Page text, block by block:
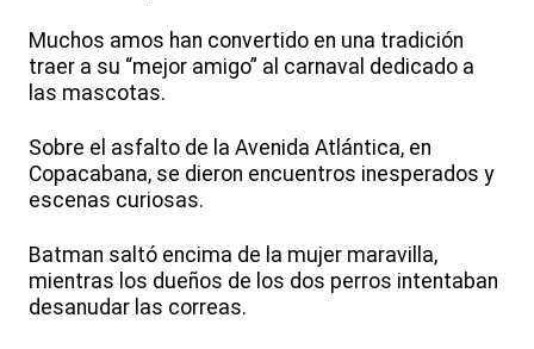
Muchos amos han convertido en una tradición
traer a su “mejor amigo” al carnaval dedicado a
las mascotas.
Sobre el asfalto de la Avenida Atlántica, en
Copacabana, se dieron encuentros inesperados y
escenas curiosas.
Batman saltó encima de la mujer maravilla,
mientras los dueños de los dos perros intentaban
desanudar las correas.